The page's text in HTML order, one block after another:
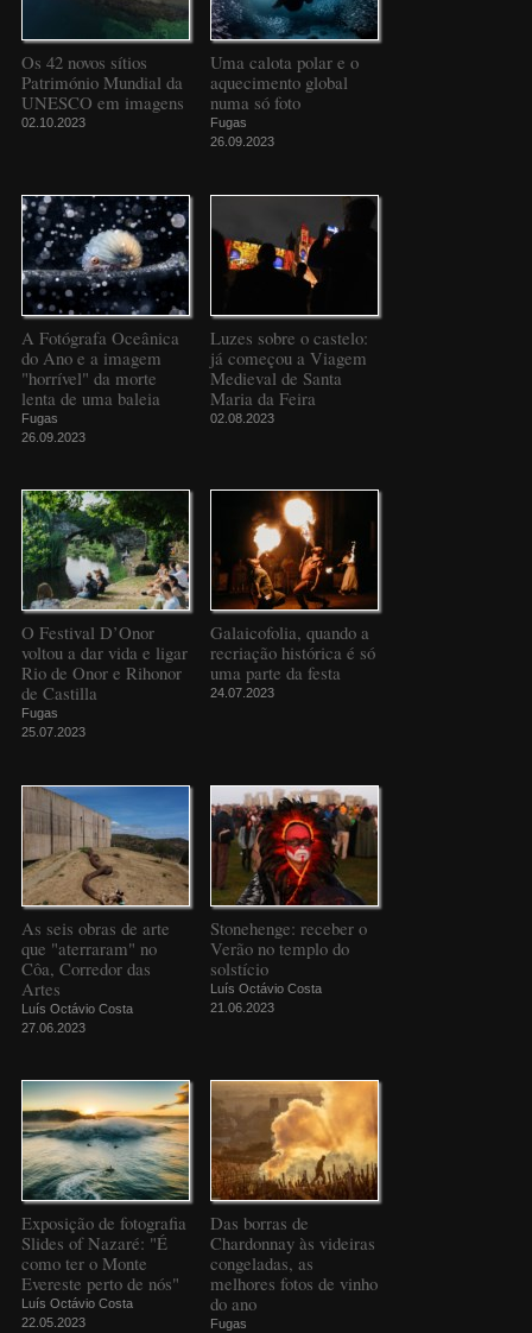
Os 42 novos sítios
Património Mundial da
UNESCO em imagens
02.10.2023
Uma calota polar e o
aquecimento global
numa só foto
Fugas
26.09.2023
A Fotógrafa Oceânica
do Ano e a imagem
"horrível" da morte
lenta de uma baleia
Fugas
26.09.2023
Luzes sobre o castelo:
já começou a Viagem
Medieval de Santa
Maria da Feira
02.08.2023
O Festival D’Onor
voltou a dar vida e ligar
Rio de Onor e Rihonor
de Castilla
Fugas
25.07.2023
Galaicofolia, quando a
recriação histórica é só
uma parte da festa
24.07.2023
As seis obras de arte
que "aterraram" no
Côa, Corredor das
Artes
Luís Octávio Costa
27.06.2023
Stonehenge: receber o
Verão no templo do
solstício
Luís Octávio Costa
21.06.2023
Exposição de fotografia
Slides of Nazaré: "É
como ter o Monte
Evereste perto de nós"
Luís Octávio Costa
22.05.2023
Das borras de
Chardonnay às videiras
congeladas, as
melhores fotos de vinho
do ano
Fugas